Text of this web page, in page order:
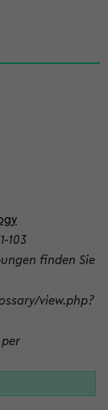
103
finden Sie
view.php?